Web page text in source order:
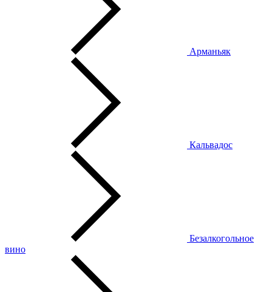
Арманьяк
Кальвадос
Безалкогольное
вино